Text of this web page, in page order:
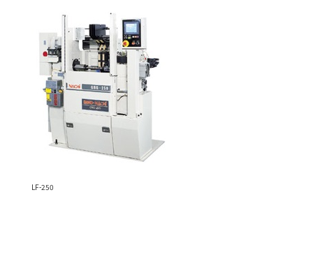
LF-250